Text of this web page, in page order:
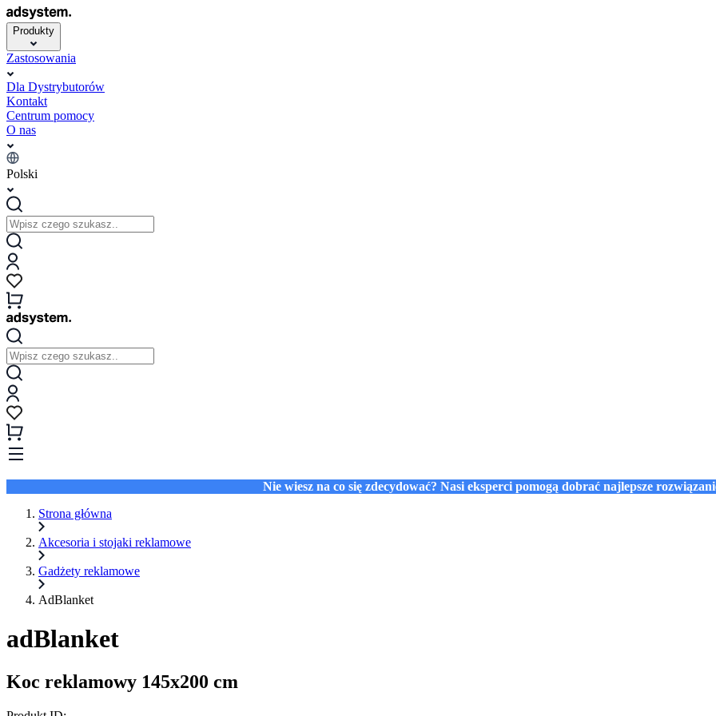
Produkty
Zastosowania
Dla Dystrybutorów
Kontakt
Centrum pomocy
O nas
Polski
Nie wiesz na co się zdecydować? Nasi eksperci pomogą dobrać najlepsze
Strona główna
Akcesoria i stojaki reklamowe
Gadżety reklamowe
AdBlanket
adBlanket
Koc reklamowy 145x200 cm